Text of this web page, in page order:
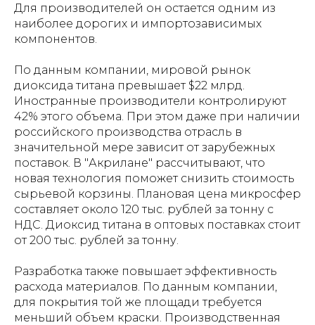
Для производителей он остается одним из
наиболее дорогих и импортозависимых
компонентов.
По данным компании, мировой рынок
диоксида титана превышает $22 млрд.
Иностранные производители контролируют
42% этого объема. При этом даже при наличии
российского производства отрасль в
значительной мере зависит от зарубежных
поставок. В "Акрилане" рассчитывают, что
новая технология поможет снизить стоимость
сырьевой корзины. Плановая цена микросфер
составляет около 120 тыс. рублей за тонну с
НДС. Диоксид титана в оптовых поставках стоит
от 200 тыс. рублей за тонну.
Разработка также повышает эффективность
расхода материалов. По данным компании,
для покрытия той же площади требуется
меньший объем краски. Производственная